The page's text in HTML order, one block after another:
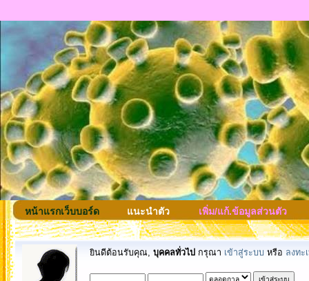
หน้าแรกเว็บบอร์ด แนะนำตัว เพิ่ม/แก้.ข้อมูลส่วนตัว
ยินดีต้อนรับคุณ, บุคคลทั่วไป กรุณา เข้าสู่ระบบ หรือ ลงทะ